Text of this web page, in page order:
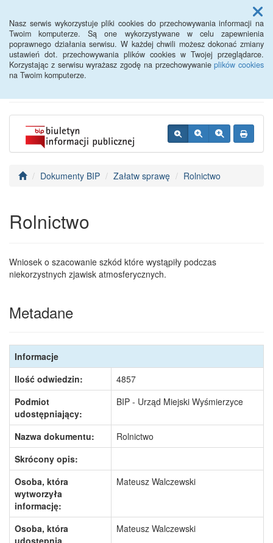
Nasz serwis wykorzystuje pliki cookies do przechowywania informacji na
Twoim komputerze. Są one wykorzystywane w celu zapewnienia
poprawnego działania serwisu. W każdej chwili możesz dokonać zmiany
ustawień dot. przechowywania plików cookies w Twojej przeglądarce.
Korzystając z serwisu wyrażasz zgodę na przechowywanieplików cookies
na Twoim komputerze.
Menu
BIP - Urząd Miejski
Wyśmierzyce
Dokumenty BIP Załatw sprawę Rolnictwo
Rolnictwo
Wniosek o szacowanie szkód które wystąpiły podczas
niekorzystnych zjawisk atmosferycznych.
Metadane
Informacje
Ilość odwiedzin:
4857
Podmiot
udostępniający:
BIP - Urząd Miejski Wyśmierzyce
Nazwa dokumentu:
Rolnictwo
Skrócony opis:
Osoba, która
wytworzyła
informację:
Mateusz Walczewski
Osoba, która
udostępnia
Mateusz Walczewski